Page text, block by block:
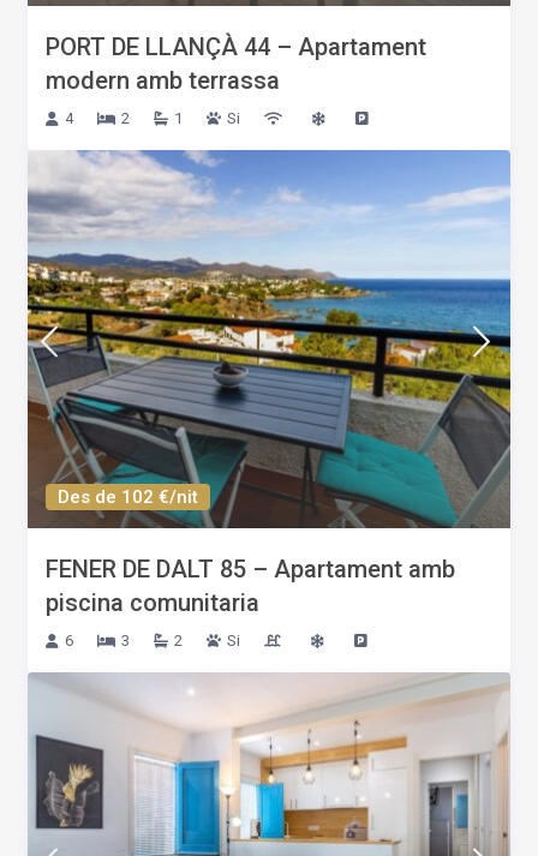
PORT DE LLANÇÀ 44 – Apartament
modern amb terrassa
4 2 1 Si
Des de 102 €/nit
FENER DE DALT 85 – Apartament amb
piscina comunitaria
6 3 2 Si